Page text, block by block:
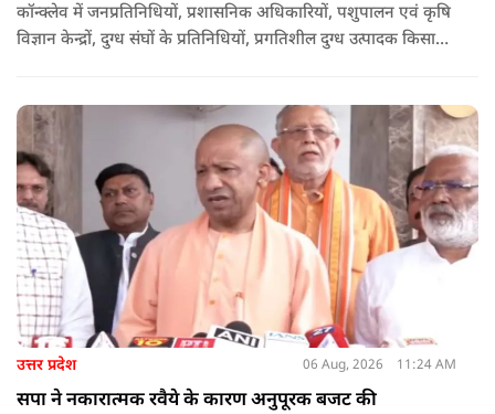
कॉन्क्लेव में जनप्रतिनिधियों, प्रशासनिक अधिकारियों, पशुपालन एवं कृषि
विज्ञान केन्द्रों, दुग्ध संघों के प्रतिनिधियों, प्रगतिशील दुग्ध उत्पादक किसानों,
उत्तर प्रदेश 06 Aug, 2026 11:24 AM
सपा ने नकारात्मक रवैये के कारण अनुपूरक बजट की